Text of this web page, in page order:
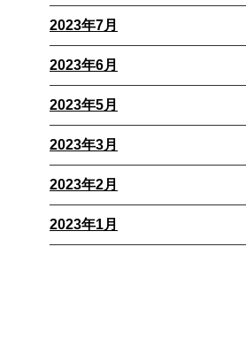
2023年7月
2023年6月
2023年5月
2023年3月
2023年2月
2023年1月